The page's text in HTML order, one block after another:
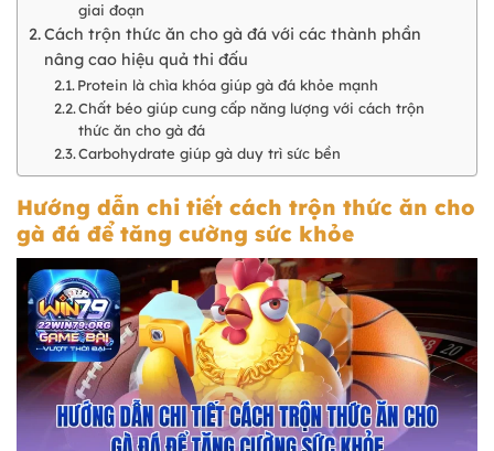
giai đoạn
Cách trộn thức ăn cho gà đá với các thành phần
nâng cao hiệu quả thi đấu
Protein là chìa khóa giúp gà đá khỏe mạnh
Chất béo giúp cung cấp năng lượng với cách trộn
thức ăn cho gà đá
Carbohydrate giúp gà duy trì sức bền
Hướng dẫn chi tiết cách trộn thức ăn cho
gà đá để tăng cường sức khỏe